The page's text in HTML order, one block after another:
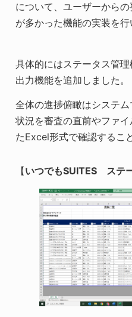
について、ユーザーからの
が多かった機能の実装を行
具体的にはステータス管
出力機能を追加しました。
全体の進捗俯瞰はシステ
状況を審査の直前やファ
たExcel形式で確認するこ
【いつでもSUITES ステ